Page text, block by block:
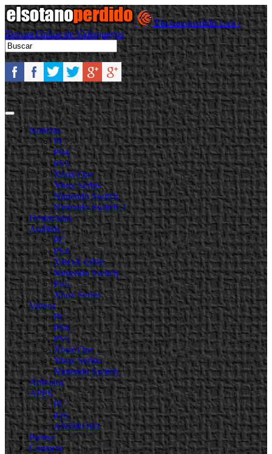
Elsotanoperdido.com -
Revista Online de Videojuegos
Noticias
PC
PS4
PS5
Xbox One
Xbox Series
Nintendo Switch
Nintendo Switch 2
Destacadas
Análisis
PC
PS4
XBOX ONE
Nintendo Switch
PS5
Xbox Series
Videos
PC
PS4
PS5
Xbox One
Xbox Series
Nintendo Switch
Artículos
APPS
PC
iOS
ANDROID
Prensa
Contacto